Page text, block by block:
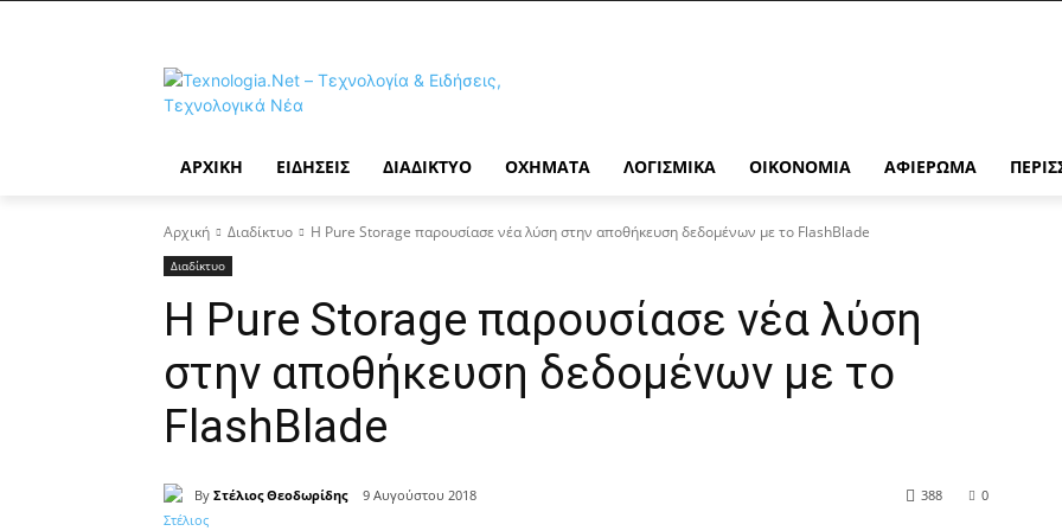
ΑΡΧΙΚΉ ΕΙΔΉΣΕΙΣ ΔΙΑΔΊΚΤΥΟ ΟΧΉΜΑΤΑ ΛΟΓΙΣΜΙΚΆ ΟΙΚΟΝΟΜΊΑ ΑΦΙΈΡΩΜΑ
Αρχική Διαδίκτυο Η Pure Storage παρουσίασε νέα λύση στην αποθήκευση δεδομένων με το FlashBlade
Διαδίκτυο
Η Pure Storage παρουσίασε νέα λύση
στην αποθήκευση δεδομένων με το
FlashBlade
By Στέλιος Θεοδωρίδης 9 Αυγούστου 2018 0
388